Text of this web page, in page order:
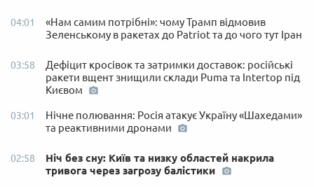
04:01
«Нам самим потрібні»: чому Трамп відмовив
Зеленському в ракетах до Patriot та до чого тут Іран
03:58
Дефіцит кросівок та затримки доставок: російські
ракети вщент знищили склади Puma та Intertop під
Києвом
03:01
Нічне полювання: Росія атакує Україну «Шахедами»
та реактивними дронами
02:58
Ніч без сну: Київ та низку областей накрила
тривога через загрозу балістики